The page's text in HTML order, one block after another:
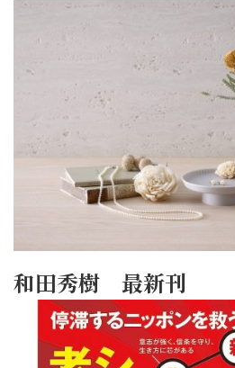
和田秀樹 最新刊